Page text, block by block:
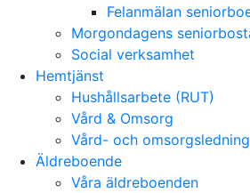
Felanmälan
Morgondagens
Social verksamhet
Hemtjänst
Hushållsarbete (RUT)
Vård & Omsorg
Vård- och omsorgsledning
Äldreboende
Våra äldreboenden